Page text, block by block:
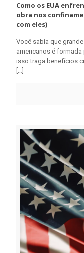
Como os EUA
obra nos
com eles)
Você sabia que
americanos é
isso traga benefícios
[…]